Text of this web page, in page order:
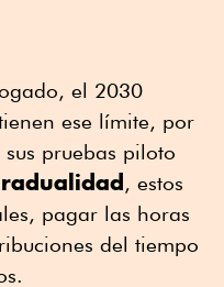
el 2030
ese límite, por
pruebas piloto
, estos
pagar las horas
del tiempo